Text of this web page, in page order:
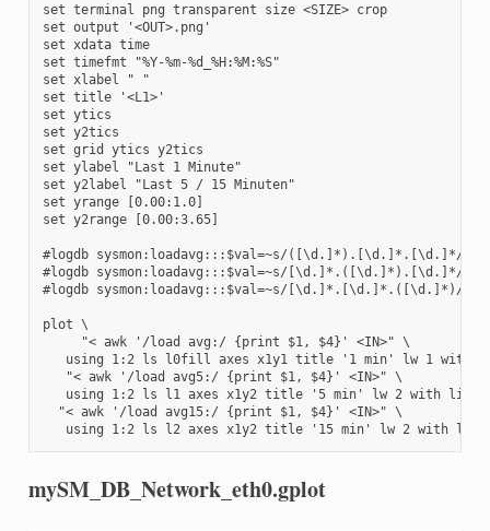
set terminal png transparent size <SIZE> crop
set output '<OUT>.png'
set xdata time
set timefmt "%Y-%m-%d_%H:%M:%S"
set xlabel " "
set title '<L1>'
set ytics
set y2tics
set grid ytics y2tics
set ylabel "Last 1 Minute"
set y2label "Last 5 / 15 Minuten"
set yrange [0.00:1.0]
set y2range [0.00:3.65]
#logdb sysmon:loadavg:::$val=~s/([\d.]*).[\d.]*.[\d.]*/$1/
#logdb sysmon:loadavg:::$val=~s/[\d.]*.([\d.]*).[\d.]*/$1/
#logdb sysmon:loadavg:::$val=~s/[\d.]*.[\d.]*.([\d.]*)/$1/
plot \
     "< awk '/load avg:/ {print $1, $4}' <IN>" \
using 1:2 ls l0fill axes x1y1 title '1 min' lw 1 with
   "< awk '/load avg5:/ {print $1, $4}' <IN>" \
using 1:2 ls l1 axes x1y2 title '5 min' lw 2 with lines
  "< awk '/load avg15:/ {print $1, $4}' <IN>" \
using 1:2 ls l2 axes x1y2 title '15 min' lw 2 with
mySM_DB_Network_eth0.gplot